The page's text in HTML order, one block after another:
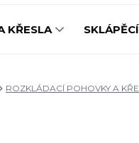
KŘESLA
ROZKLÁDACÍ POHOVKY A